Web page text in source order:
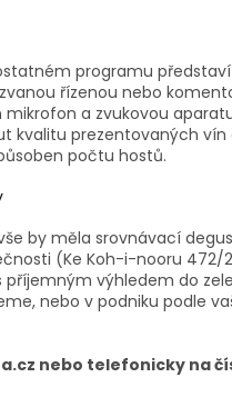
programu představí
řízenou nebo
a zvukovou
kvalitu prezentovaných vín
počtu hostů.
by měla srovnávací
(Ke Koh-i-nooru 472/
příjemným výhledem do
nebo v podniku podle
nebo telefonicky na